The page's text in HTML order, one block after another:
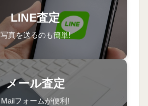
LINE査定
写真を送るのも簡単!
メール査定
Mailフォームが便利!